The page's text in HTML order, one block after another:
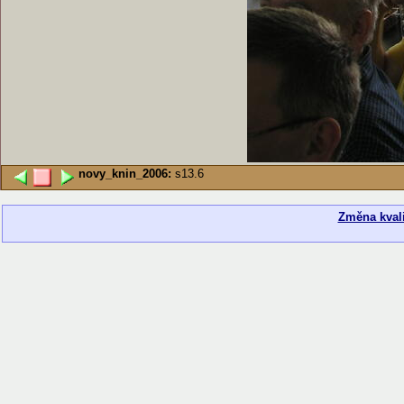
novy_knin_2006: s13.6
Změna